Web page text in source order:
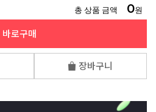
총 상품 금액 0원
바로구매
장바구니